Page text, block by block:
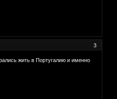
3
жить в Португалию и именно